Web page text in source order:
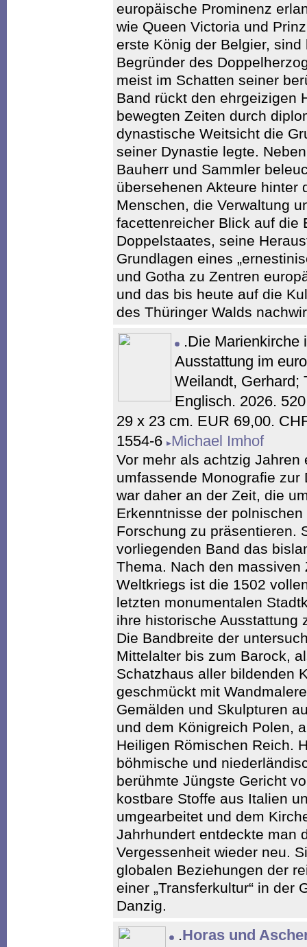
europäische Prominenz
wie Queen Victoria und
erste König der Belgier,
Begründer des
meist im Schatten seiner
Band rückt den ehrgeizigen
bewegten Zeiten durch
dynastische Weitsicht die
seiner Dynastie legte.
Bauherr und Sammler
übersehenen Akteure hinter
Menschen, die Verwaltung
facettenreicher Blick auf die
Doppelstaates, seine
Grundlagen eines
und Gotha zu Zentren
und das bis heute auf die
des Thüringer Walds
.Die Marienkirche
Ausstattung im
Weilandt, Gerhard;
Englisch. 2026.
29 x 23 cm. EUR 69,00.
1554-6 Michael Imhof
Vor mehr als achtzig Jahren
umfassende Monografie
war daher an der Zeit, die
Erkenntnisse der
Forschung zu präsentieren.
vorliegenden Band das
Thema. Nach den
Weltkriegs ist die 1502
letzten monumentalen
ihre historische Ausstattung
Die Bandbreite der
Mittelalter bis zum Barock,
Schatzhaus aller bildenden
geschmückt mit
Gemälden und Skulpturen
und dem Königreich Polen,
Heiligen Römischen Reich.
böhmische und
berühmte Jüngste Gericht
kostbare Stoffe aus Italien
umgearbeitet und dem
Jahrhundert entdeckte man
Vergessenheit wieder neu.
globalen Beziehungen der
einer „Transferkultur“ in der
Danzig.
.Horas und